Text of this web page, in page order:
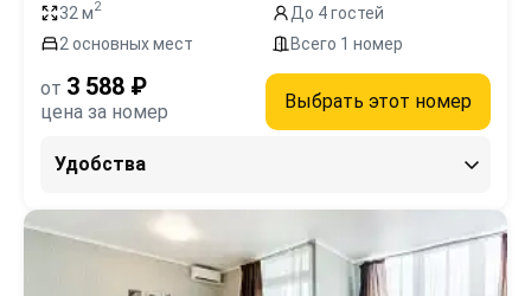
32 м2
До 4 гостей
2 основных мест
Всего 1 номер
от 3 588 ₽
цена за номер Выбрать этот номер
Удобства